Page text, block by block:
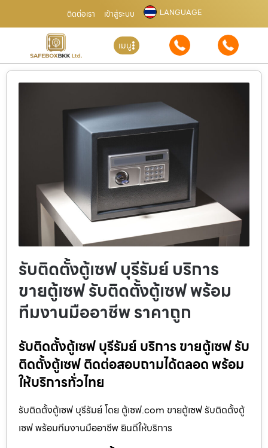
ติดต่อเรา เข้าสู่ระบบ LANGUAGE
เมนู
รับติดตั้งตู้เซฟ บุรีรัมย์ บริการ
ขายตู้เซฟ รับติดตั้งตู้เซฟ พร้อม
ทีมงานมืออาชีพ ราคาถูก
รับติดตั้งตู้เซฟ บุรีรัมย์ บริการ ขายตู้เซฟ รับ
ติดตั้งตู้เซฟ ติดต่อสอบถามได้ตลอด พร้อม
ให้บริการทั่วไทย
รับติดตั้งตู้เซฟ บุรีรัมย์ โดย ตู้เซฟ.com ขายตู้เซฟ รับติดตั้งตู้
เซฟ พร้อมทีมงานมืออาชีพ ยินดีให้บริการ